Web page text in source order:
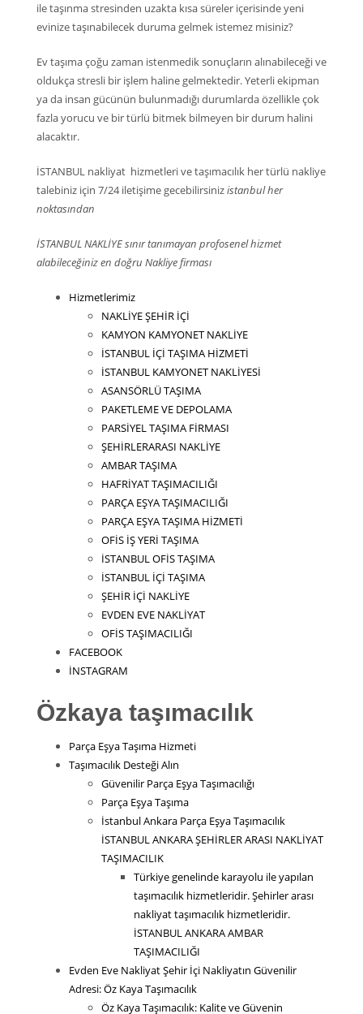
ile taşınma stresinden uzakta kısa süreler içerisinde yeni
evinize taşınabilecek duruma gelmek istemez misiniz?
Ev taşıma çoğu zaman istenmedik sonuçların alınabileceği ve
oldukça stresli bir işlem haline gelmektedir. Yeterli ekipman
ya da insan gücünün bulunmadığı durumlarda özellikle çok
fazla yorucu ve bir türlü bitmek bilmeyen bir durum halini
alacaktır.
İSTANBUL nakliyat hizmetleri ve taşımacılık her türlü nakliye
talebiniz için 7/24 iletişime gecebilirsinizistanbul her
noktasından
İSTANBUL NAKLİYE sınır tanımayan profosenel hizmet
alabileceğiniz en doğru Nakliye firması
Hizmetlerimiz
NAKLİYE ŞEHİR İÇİ
KAMYON KAMYONET NAKLİYE
İSTANBUL İÇİ TAŞIMA HİZMETİ
İSTANBUL KAMYONET NAKLİYESİ
ASANSÖRLÜ TAŞIMA
PAKETLEME VE DEPOLAMA
PARSİYEL TAŞIMA FİRMASI
ŞEHİRLERARASI NAKLİYE
AMBAR TAŞIMA
HAFRİYAT TAŞIMACILIĞI
PARÇA EŞYA TAŞIMACILIĞI
PARÇA EŞYA TAŞIMA HİZMETİ
OFİS İŞ YERİ TAŞIMA
İSTANBUL OFİS TAŞIMA
İSTANBUL İÇİ TAŞIMA
ŞEHİR İÇİ NAKLİYE
EVDEN EVE NAKLİYAT
OFİS TAŞIMACILIĞI
FACEBOOK
İNSTAGRAM
Özkaya taşımacılık
Parça Eşya Taşıma Hizmeti
Taşımacılık Desteği Alın
Güvenilir Parça Eşya Taşımacılığı
Parça Eşya Taşıma
İstanbul Ankara Parça Eşya Taşımacılık
İSTANBUL ANKARA ŞEHİRLER ARASI NAKLİYAT
TAŞIMACILIK
Türkiye genelinde karayolu ile yapılan
taşımacılık hizmetleridir. Şehirler arası
nakliyat taşımacılık hizmetleridir.
İSTANBUL ANKARA AMBAR
TAŞIMACILIĞI
Evden Eve Nakliyat Şehir İçi Nakliyatın Güvenilir
Adresi: Öz Kaya Taşımacılık
Öz Kaya Taşımacılık: Kalite ve Güvenin